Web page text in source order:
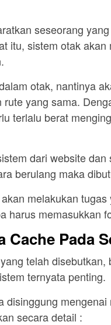
seseorang
itu, sistem otak
otak, nantinya
yang sama.
terlalu berat
dari website
berulang maka
melakukan
harus memasukkan
Cache Pada
telah
ternyata penting.
disinggung
secara detail :